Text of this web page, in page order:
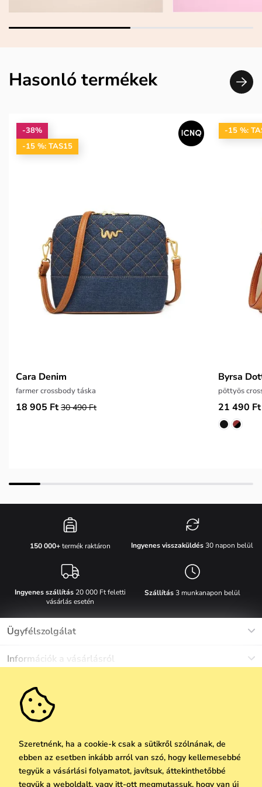
Hasonló termékek
-38%
-15 %: TAS15
Cara Denim
farmer crossbody táska
18 905 Ft 30 490 Ft
-15 %:
Byrsa
pöttyös
21 490 Ft
150 000+termék raktáron Ingyenes visszaküldés30 napon belül
Ingyenes szállítás20 000 Ft feletti
vásárlás esetén
Szállítás3 munkanapon belül
Ügyfélszolgálat
+36 1 808 9989
Információk a vásárlásról
Gyakori kérdések
Anyagok és karbantartás
Visszaküldés és reklamáció
Egyéb információk
Rólunk
Karrier
Ajándék utalványok
Vállalatok számára
We Care
Ne maradj le semmiről!
Feliratkozni
Szeretnénk, ha a cookie-k csak a sütikről szólnának, de
ebben az esetben inkább arról van szó, hogy kellemesebbé
tegyük a vásárlási folyamatot, javítsuk, áttekinthetőbbé
tegyük a weboldalt, vagy itt-ott megmutassuk, hogy van új